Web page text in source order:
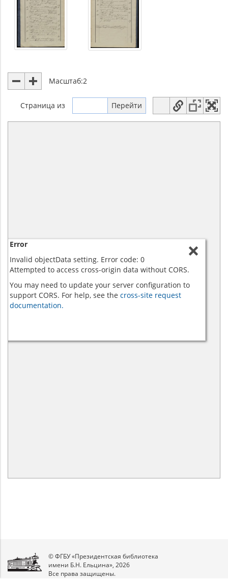
Масштаб:2
Страница из
Error
Invalid objectData setting. Error code: 0
Attempted to access cross-origin data without CORS.
You may need to update your server configuration to
support CORS. For help, see the cross-site request
documentation.
© ФГБУ «Президентская библиотека
имени Б.Н. Ельцина», 2026
Все права защищены.